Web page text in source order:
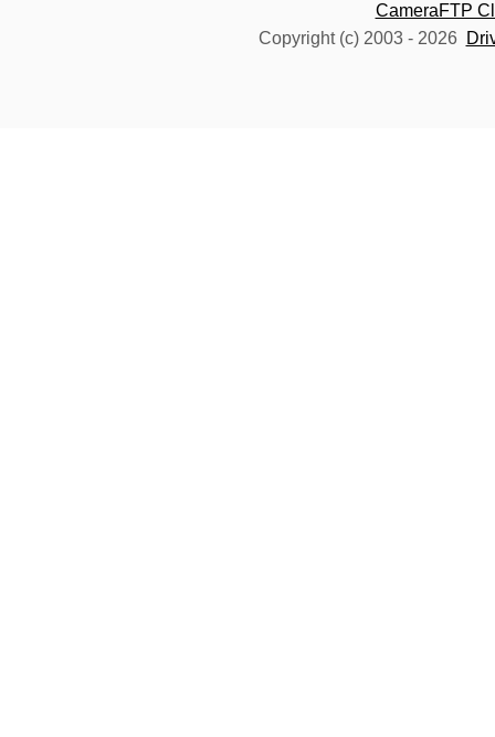
CameraFTP
Copyright (c) 2003 - 2026